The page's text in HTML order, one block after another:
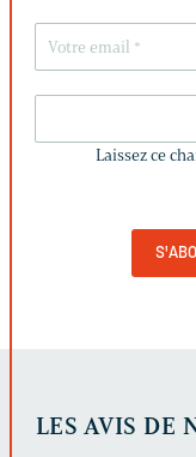
Laissez ce
LES AVIS DE